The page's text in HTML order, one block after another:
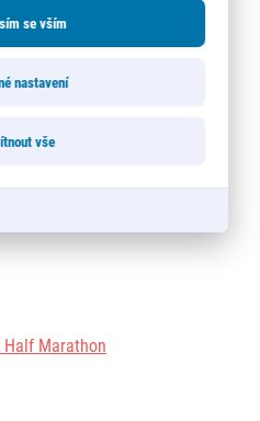
se vším
nastavení
vše